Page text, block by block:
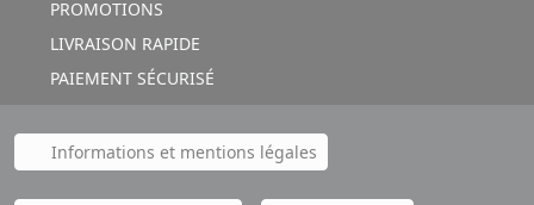
PROMOTIONS
LIVRAISON RAPIDE
PAIEMENT SÉCURISÉ
Informations et mentions légales